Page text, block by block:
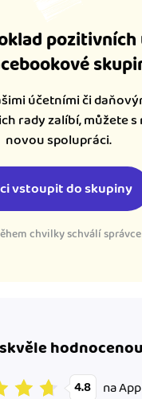
účetními či
rady zalíbí, můžete
novou spolupráci.
vstoupit do skupiny
chvilky schválí
4.8 na